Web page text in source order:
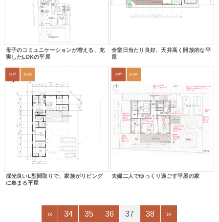
母子のコミュニケーションが増える、充
実したLDKの平屋
全室日当たり良好、天井高く開放的な平
屋
31坪 3LDK
採光良いL型間取りで、家族がリビング
に集まる平屋
30坪 2LDK
夫婦二人でゆっくり過ごす平屋の家
‹‹ 34 35 36 37 38 ››